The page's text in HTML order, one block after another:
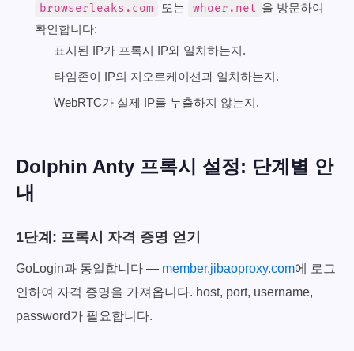
browserleaks.com
또는 whoer.net 을 방문하여
확인합니다:
표시된 IP가 프록시 IP와 일치하는지.
타임존이 IP의 지오로케이션과 일치하는지.
WebRTC가 실제 IP를 누출하지 않는지.
Dolphin Anty 프록시 설정: 단계별 안
내
1단계: 프록시 자격 증명 얻기
GoLogin과 동일합니다 — member.jibaoproxy.com에 로그
인하여 자격 증명을 가져옵니다. host, port, username,
password가 필요합니다.